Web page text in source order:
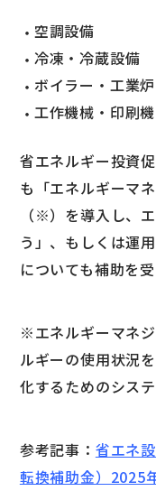
空調設備
冷凍・冷蔵設備
ボイラー・工業
工作機械・印刷
省エネルギー投資
も「エネルギーマ
（※）を導入し、
う」、もしくは運
についても補助を受
※エネルギーマネ
ルギーの使用状況
化するためのシステ
参考記事： 省エネ
転換補助金）2025